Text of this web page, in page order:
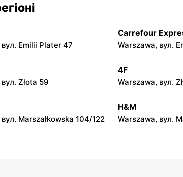
Zalesie 77
Gumniska 157C
moje sklepy
Iwierzyce, вул.
Pełkińska 147
moje sklepy
Niebylec, вул.
Emilii Plater 47
Carrefour
Warszawa, вул.
Złota 59
4F
Warszawa, вул.
Marszałkowska 104/122
H&M
Warszawa, вул.